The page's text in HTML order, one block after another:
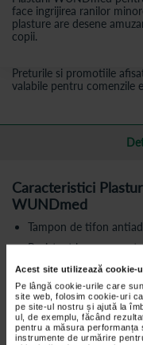
Acest site utilizează cookie-
Pe lângă cookie-urile care
site web, folosim cookie-uri
pe site-ul nostru și ajută la
ul, de exemplu, făcând
pentru a măsura
instrumente de urmărire
face ingrijirea ranilor
plasture are desene
copii.
Preturile si promotiile
valabile pentru comenzile
Caracteristici
WUNDmed
Tampon de tifon
Rezistent la apa –
Permeabil la aer –
vindecarea
Super adeziv – fixare